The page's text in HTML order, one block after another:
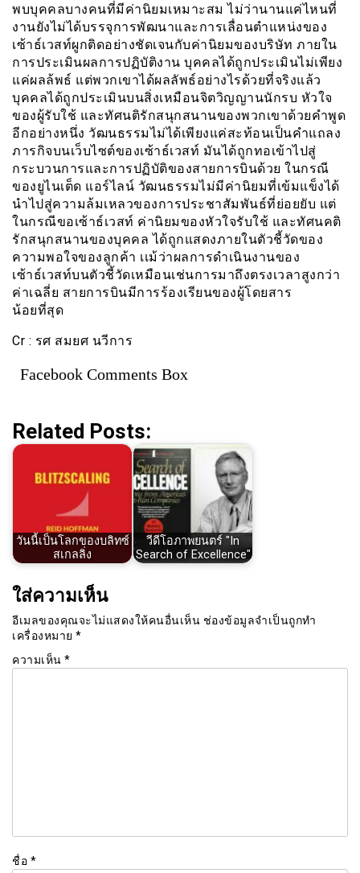
พบบุคคลบางคนที่มีค่านิยมเหมาะสม ไม่ว่านานแค่ไหนที่
งานยังไม่ได้บรรจุการพัฒนาและการเลื่อนตำแหน่งของ
เซ้าธ์เวสท์ผูกติดอย่างชัดเจนกับค่านิยมของบริษัท ภายใน
การประเมินผลการปฏิบัติงาน บุคคลได้ถูกประเมินไม่เพียง
แค่ผลล้พธ์ แต่พวกเขาได้ผลลัพธ์อย่างไรด้วยที่จริงแล้ว
บุคคลได้ถูกประเมินบนสิ่งเหมือนจิตวิญญานนักรบ หัวใจ
ของผู้รับใช้ และทัศนติรักสนุกสนานของพวกเขาด้วยคำพูด
อีกอย่างหนึ่ง วัฒนธรรมไม่ได้เพียงแค่สะท้อนเป็นคำแถลง
ภารกิจบนเว็บไซต์ของเซ้าธ์เวสท์ มันได้ถูกทอเข้าไปสู่
กระบวนการและการปฏิบัติของสายการบินด้วย ในกรณี
ของยูไนเต็ด แอร์ไลน์ วัฒนธรรมไม่มีค่านิยมที่เข้มแข็งได้
นำไปสู่ความล้มเหลวของการประชาสัมพันธ์ที่ย่อยยับ แต่
ในกรณีขอเซ้าธ์เวสท์ ค่านิยมของหัวใจรับใช้ และทัศนคติ
รักสนุกสนานของบุคคล ได้ถูกแสดงภายในตัวชี้วัดของ
ความพอใจของลูกค้า เเม้ว่าผลการดำเนินงานของ
เซ้าธ์เวสท์บนตัวชี้วัดเหมือนเช่นการมาถึงตรงเวลาสูงกว่า
ค่าเฉลี่ย สายการบินมีการร้องเรียนของผู้โดยสาร
น้อยที่สุด
Cr : รศ สมยศ นวีการ
Facebook Comments Box
Related Posts:
วันนี้เป็นโลกของบลิทซ์
สเกลลิ่ง
วีดีโอภาพยนตร์ "In
Search of Excellence"
ใส่ความเห็น
อีเมลของคุณจะไม่แสดงให้คนอื่นเห็น ช่องข้อมูลจำเป็นถูกทำ
เครื่องหมาย *
ความเห็น *
ชื่อ *